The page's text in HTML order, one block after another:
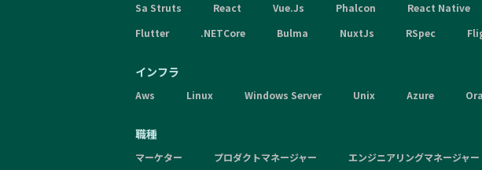
Sa Struts
React Vue.Js Phalcon React Native
Flutter
.NETCore Bulma NuxtJs RSpec
インフラ
Aws Linux Windows Server Unix Azure
職種
マーケター プロダクトマネージャー エンジニアリングマネージャー